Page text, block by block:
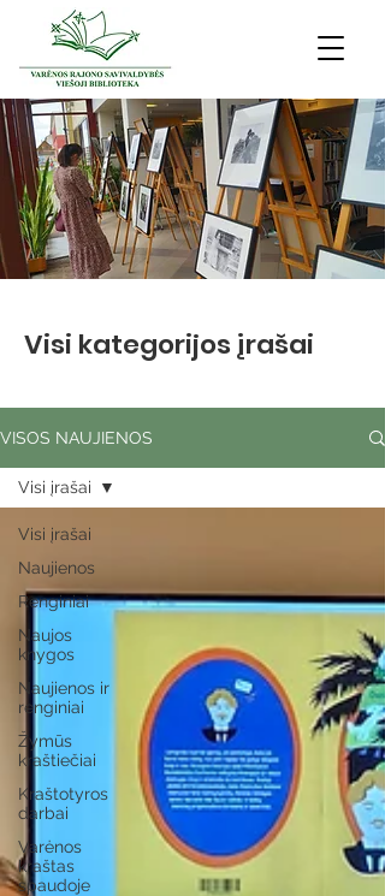
Visi kategorijos įrašai
VISOS NAUJIENOS
Visi įrašai
Naujienos
Renginiai
Naujos
knygos
Naujienos ir
renginiai
Žymūs
kraštiečiai
Kraštotyros
darbai
Varėnos
kraštas
spaudoje
Visi įrašai